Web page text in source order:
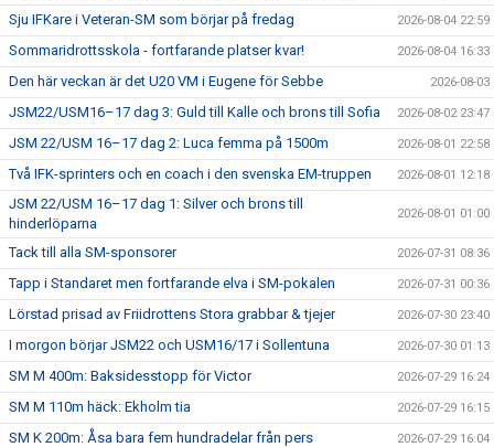
Sju IFKare i Veteran-SM som börjar på fredag 2026-08-04 22:59
Sommaridrottsskola - fortfarande platser kvar! 2026-08-04 16:33
Den här veckan är det U20 VM i Eugene för Sebbe 2026-08-03
JSM22/USM16–17 dag 3: Guld till Kalle och brons till Sofia 2026-08-02 23:47
JSM 22/USM 16–17 dag 2: Luca femma på 1500m 2026-08-01 22:58
Två IFK-sprinters och en coach i den svenska EM-truppen 2026-08-01 12:18
JSM 22/USM 16–17 dag 1: Silver och brons till
hinderlöparna
2026-08-01 01:00
Tack till alla SM-sponsorer 2026-07-31 08:36
Tapp i Standaret men fortfarande elva i SM-pokalen 2026-07-31 00:36
Lörstad prisad av Friidrottens Stora grabbar & tjejer 2026-07-30 23:40
I morgon börjar JSM22 och USM16/17 i Sollentuna 2026-07-30 01:13
SM M 400m: Baksidesstopp för Victor 2026-07-29 16:24
SM M 110m häck: Ekholm tia 2026-07-29 16:15
SM K 200m: Åsa bara fem hundradelar från pers 2026-07-29 16:04